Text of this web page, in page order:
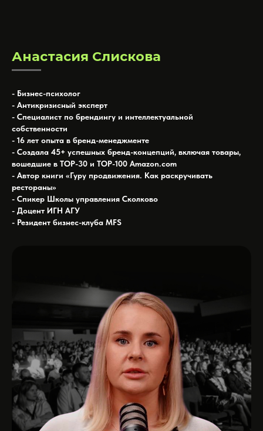
Анастасия Слискова
- Бизнес-психолог
- Антикризисный эксперт
- Специалист по брендингу и интеллектуальной
собственности
- 16 лет опыта в бренд-менеджменте
- Создала 45+ успешных бренд-концепций, включая товары,
вошедшие в TOP-30 и TOP-100 Amazon.com
- Автор книги «Гуру продвижения. Как раскручивать
рестораны»
- Спикер Школы управления Сколково
- Доцент ИГН АГУ
- Резидент бизнес-клуба MFS